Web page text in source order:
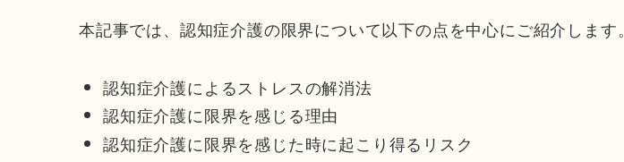
本記事では、認知症介護の限界について以下の点を中心にご紹介します。
認知症介護によるストレスの解消法
認知症介護に限界を感じる理由
認知症介護に限界を感じた時に起こり得るリスク